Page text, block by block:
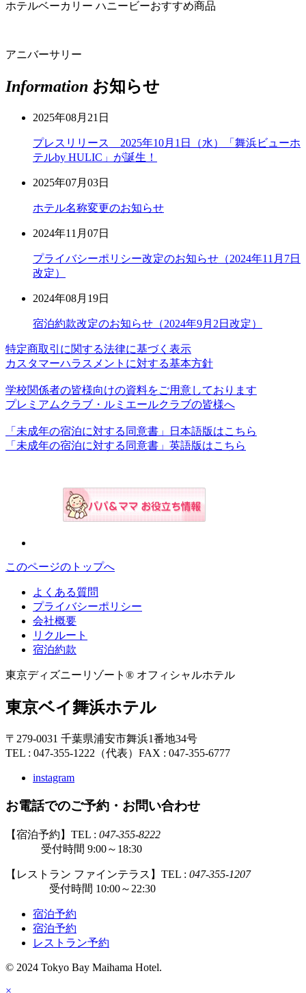
ホテルベーカリー ハニービーおすすめ商品
アニバーサリー
Information お知らせ
2025年08月21日
プレスリリース 2025年10月1日（水）「舞浜ビューホ
テルby HULIC」が誕生！
2025年07月03日
ホテル名称変更のお知らせ
2024年11月07日
プライバシーポリシー改定のお知らせ（2024年11月7日
改定）
2024年08月19日
宿泊約款改定のお知らせ（2024年9月2日改定）
特定商取引に関する法律に基づく表示
カスタマーハラスメントに対する基本方針
学校関係者の皆様向けの資料をご用意しております
プレミアムクラブ・ルミエールクラブの皆様へ
「未成年の宿泊に対する同意書」日本語版はこちら
「未成年の宿泊に対する同意書」英語版はこちら
このページのトップへ
よくある質問
プライバシーポリシー
会社概要
リクルート
宿泊約款
東京ディズニーリゾート® オフィシャルホテル
東京ベイ舞浜ホテル
〒279-0031 千葉県浦安市舞浜1番地34号
TEL : 047-355-1222（代表） FAX : 047-355-6777
instagram
お電話でのご予約・お問い合わせ
【宿泊予約】TEL : 047-355-8222
受付時間 9:00～18:30
【レストラン ファインテラス】TEL : 047-355-1207
受付時間 10:00～22:30
宿泊予約
宿泊予約
レストラン予約
© 2024 Tokyo Bay Maihama Hotel.
×